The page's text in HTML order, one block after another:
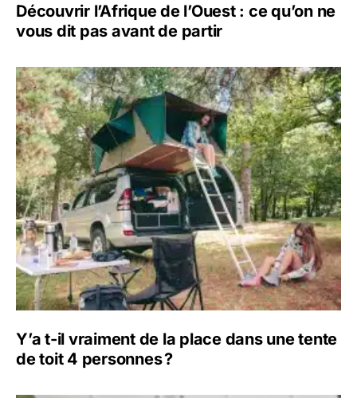
Découvrir l’Afrique de l’Ouest : ce qu’on ne
vous dit pas avant de partir
Y’a t-il vraiment de la place dans une tente
de toit 4 personnes ?